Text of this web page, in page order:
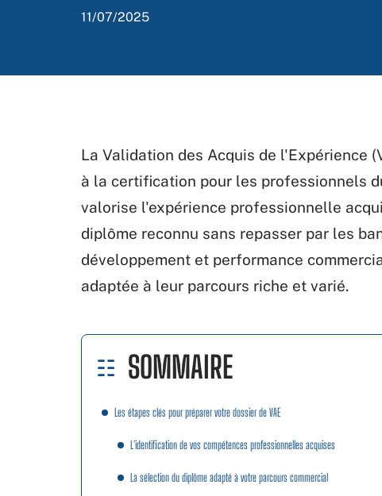
11/07/2025
La Validation des Acquis de l'Expérience
à la certification pour les professionnels
valorise l'expérience professionnelle
diplôme reconnu sans repasser par les
développement et performance
adaptée à leur parcours riche et varié.
SOMMAIRE
Les étapes clés pour préparer votre dossier de VAE
L'identification de vos compétences professionnelles acquises
La sélection du diplôme adapté à votre parcours commercial